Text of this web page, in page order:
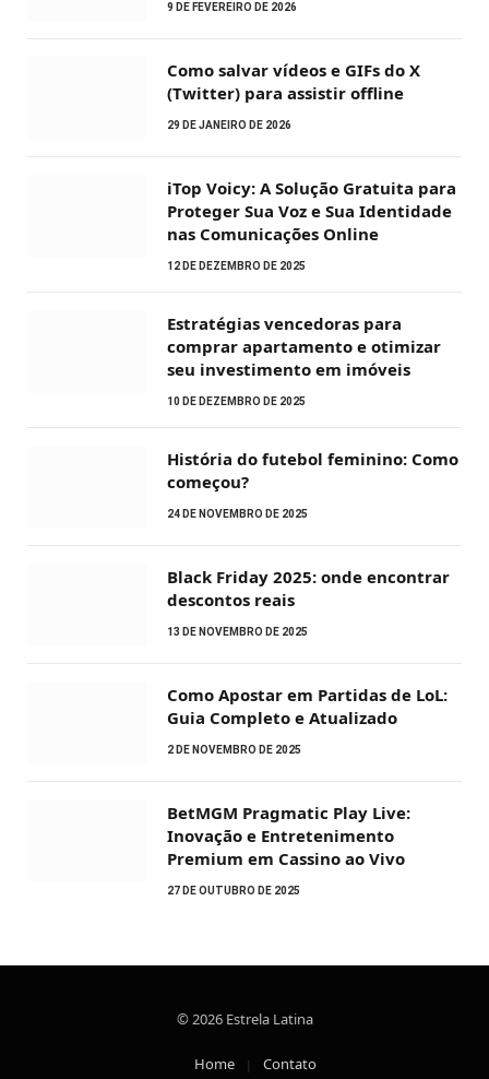
9 DE FEVEREIRO DE 2026
Como salvar vídeos e GIFs do X
(Twitter) para assistir offline
29 DE JANEIRO DE 2026
iTop Voicy: A Solução Gratuita para
Proteger Sua Voz e Sua Identidade
nas Comunicações Online
12 DE DEZEMBRO DE 2025
Estratégias vencedoras para
comprar apartamento e otimizar
seu investimento em imóveis
10 DE DEZEMBRO DE 2025
História do futebol feminino: Como
começou?
24 DE NOVEMBRO DE 2025
Black Friday 2025: onde encontrar
descontos reais
13 DE NOVEMBRO DE 2025
Como Apostar em Partidas de LoL:
Guia Completo e Atualizado
2 DE NOVEMBRO DE 2025
BetMGM Pragmatic Play Live:
Inovação e Entretenimento
Premium em Cassino ao Vivo
27 DE OUTUBRO DE 2025
© 2026 Estrela Latina
Home Contato